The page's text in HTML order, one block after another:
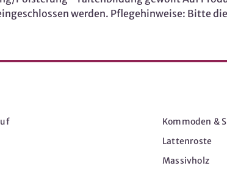
werden. Pflegehinweise: Bitte
Kommoden &
Lattenroste
Massivholz